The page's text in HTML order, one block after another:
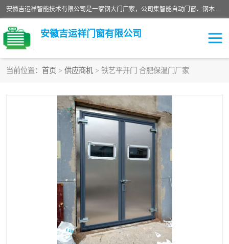
安徽吉运祥智能技术有限公司是一家钢大门厂家，公司集智能自动门窗、钢木门、特种门窗、工业门窗、图集门窗、定制门窗、非标门窗等通道产品的研发设计、制作、安装于一体的综合性、性高新技术企业。
安徽吉运祥门窗有限公司
当前位置： 首页 > 供应商机 > 铁艺平开门 合肥保温门厂家
变压器室门窗
工业电动折叠门
工业平移门
监狱门及监狱设备
变压器室配电房门 钢大门厂家
彩钢板门